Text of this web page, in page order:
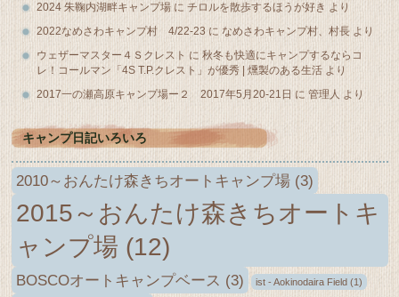
2024 朱鞠内湖畔キャンプ場 に チロルを散歩するほうが好き より
2022なめさわキャンプ村 4/22-23 に なめさわキャンプ村、村長 より
ウェザーマスター４Ｓクレスト に 秋冬も快適にキャンプするならコ
レ！コールマン「4S T.P.クレスト」が優秀 | 燻製のある生活 より
2017一の瀬高原キャンプ場ー２ 2017年5月20-21日 に 管理人 より
キャンプ日記いろいろ
2010～おんたけ森きちオートキャンプ場 (3)
2015～おんたけ森きちオートキ
ャンプ場 (12)
BOSCOオートキャンプベース (3) ist - Aokinodaira Field (1)